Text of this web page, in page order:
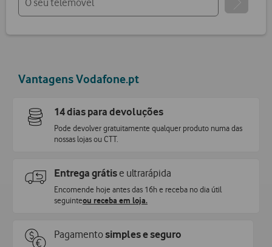
Vantagens Vodafone.pt
14 dias para devoluções
Pode devolver gratuitamente qualquer produto numa das
nossas lojas ou CTT.
Entrega grátis e ultrarápida
Encomende hoje antes das 16h e receba no dia útil
seguinteou receba em loja.
Pagamentosimples e seguro